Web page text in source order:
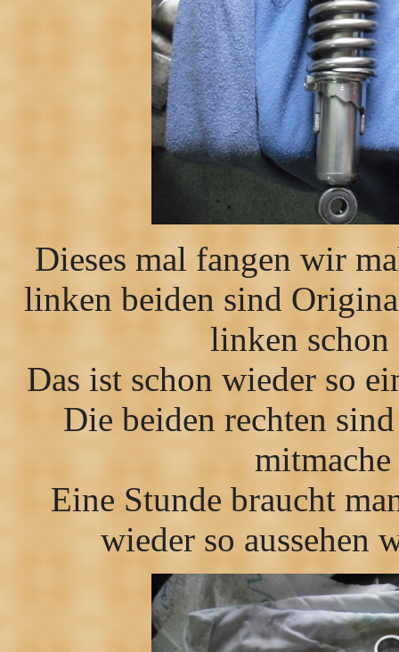
Dieses mal fangen wir
linken beiden sind
linken schon
Das ist schon wieder so
Die beiden rechten
Eine Stunde braucht
wieder so aussehen